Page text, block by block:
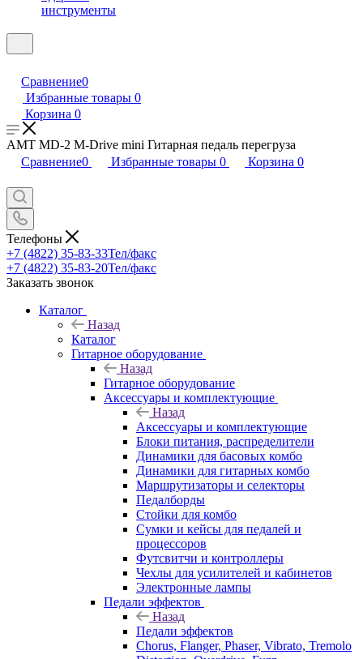
инструменты
Сравнение0
Избранные товары 0
Корзина 0
AMT MD-2 M-Drive mini Гитарная педаль перегруза
Сравнение0 Избранные товары 0 Корзина 0
Телефоны
+7 (4822) 35-83-33Тел/факс
+7 (4822) 35-83-20Тел/факс
Заказать звонок
Каталог
Назад
Каталог
Гитарное оборудование
Назад
Гитарное оборудование
Аксессуары и комплектующие
Назад
Аксессуары и комплектующие
Блоки питания, распределители
Динамики для басовых комбо
Динамики для гитарных комбо
Маршрутизаторы и селекторы
Педалборды
Стойки для комбо
Сумки и кейсы для педалей и
процессоров
Футсвитчи и контроллеры
Чехлы для усилителей и кабинетов
Электронные лампы
Педали эффектов
Назад
Педали эффектов
Chorus, Flanger, Phaser, Vibrato, Tremolo